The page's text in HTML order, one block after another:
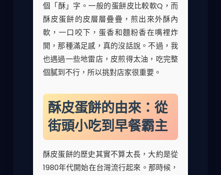
個「酥」字。一般的蛋餅皮比較軟Q，而
酥皮蛋餅的皮層層疊疊，煎出來外酥內
軟，一口咬下，蛋香和麵粉香在嘴裡炸
開，那種滿足感，真的沒話說。不過，我
也遇過一些地雷店，皮煎得太油，吃完整
個膩到不行，所以挑對店家很重要。
酥皮蛋餅的由來：從
街頭小吃到早餐霸主
酥皮蛋餅的歷史其實不算太長，大約是從
1980年代開始在台灣流行起來。那時候，